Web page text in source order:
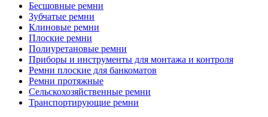
Бесшовные ремни
Зубчатые ремни
Клиновые ремни
Плоские ремни
Полиуретановые ремни
Приборы и инструменты для монтажа и контроля
Ремни плоские для банкоматов
Ремни протяжные
Сельскохозяйственные ремни
Транспортирующие ремни